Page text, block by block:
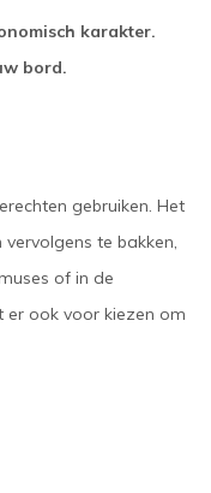
karakter.
bord.
gebruiken. Het
te bakken,
of in de
er ook voor kiezen om